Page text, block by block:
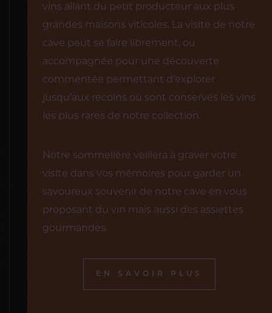
vins allant du petit producteur aux plus
grandes maisons viticoles. La visite de notre
cave peut se faire librement, ou
accompagnée pour une découverte
commentée permettant d’explorer
jusqu’aux recoins où sont conservés les vins
les plus rares de notre collection.
Notre sommelière veillera à graver votre
visite dans vos mémoires pour garder un
savoureux souvenir de notre cave en vous
proposant du vin mais aussi des assiettes
gourmandes.
EN SAVOIR PLUS